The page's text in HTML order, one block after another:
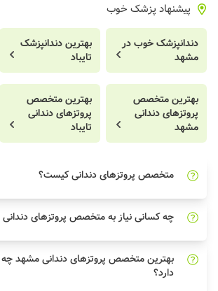
پیشنهاد پزشک خوب
دندانپزشک خوب در
مشهد
بهترین دندانپزشک
تایباد
بهترین متخصص
پروتزهای دندانی
مشهد
بهترین متخصص
پروتزهای دندانی
تایباد
متخصص پروتزهای دندانی کیست؟
چه کسانی نیاز به متخصص پروتزهای دندانی
بهترین متخصص پروتزهای دندانی مشهد چه
دارد؟